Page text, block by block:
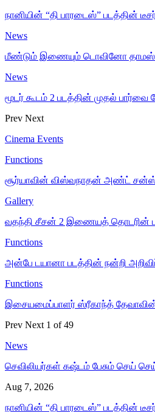
நானியின் “தி பாரடைஸ்” படத்தின்
News
மீண்டும் இணையும் டொவினோ தாமஸ்
News
மூடர் கூடம் 2 படத்தின் முதல் பார்வை
Prev Next
Cinema Events
Functions
சூர்யாவின் விஸ்வநாதன் அண்ட்
Gallery
வதந்தி சீசன் 2 இணையத் தொடரின்
Functions
அன்பே டயானா படத்தின் நன்றி
Functions
இசையமைப்பாளர் ஸ்ரீகாந்த்
Prev Next 1 of 49
News
செவிலியர்கள் கஷ்டம் பேசும் செய்
Aug 7, 2026
நானியின் “தி பாரடைஸ்” படத்தின்